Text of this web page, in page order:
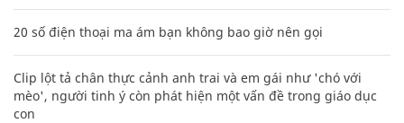
20 số điện thoại ma ám bạn không bao giờ nên gọi
Clip lột tả chân thực cảnh anh trai và em gái như 'chó với
mèo', người tinh ý còn phát hiện một vấn đề trong giáo dục
con